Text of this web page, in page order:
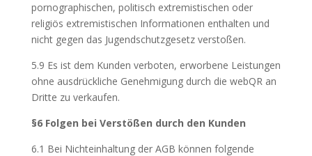
pornographischen, politisch extremistischen oder
religiös extremistischen Informationen enthalten und
nicht gegen das Jugendschutzgesetz verstoßen.
5.9 Es ist dem Kunden verboten, erworbene Leistungen
ohne ausdrückliche Genehmigung durch die webQR an
Dritte zu verkaufen.
§6 Folgen bei Verstößen durch den Kunden
6.1 Bei Nichteinhaltung der AGB können folgende